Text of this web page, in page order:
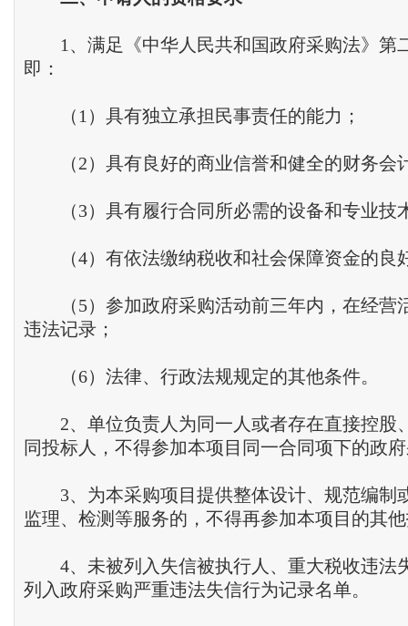
1、满足《中华人民共和国政府采购法》第
即：
（1）具有独立承担民事责任的能力；
（2）具有良好的商业信誉和健全的财务会
（3）具有履行合同所必需的设备和专业技
（4）有依法缴纳税收和社会保障资金的良
（5）参加政府采购活动前三年内，在经营
违法记录；
（6）法律、行政法规规定的其他条件。
2、单位负责人为同一人或者存在直接控股
同投标人，不得参加本项目同一合同项下的政
3、为本采购项目提供整体设计、规范编制
监理、检测等服务的，不得再参加本项目的其
4、未被列入失信被执行人、重大税收违法
列入政府采购严重违法失信行为记录名单。